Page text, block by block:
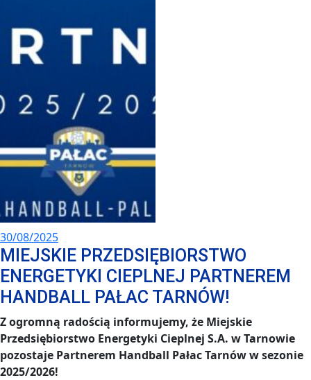
30/08/2025
MIEJSKIE PRZEDSIĘBIORSTWO
ENERGETYKI CIEPLNEJ PARTNEREM
HANDBALL PAŁAC TARNÓW!
Z ogromną radością informujemy, że Miejskie
Przedsiębiorstwo Energetyki Cieplnej S.A. w Tarnowie
pozostaje Partnerem Handball Pałac Tarnów w sezonie
2025/2026!